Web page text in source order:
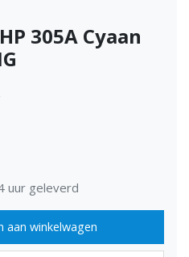
305A Cyaan
uur geleverd
aan winkelwagen